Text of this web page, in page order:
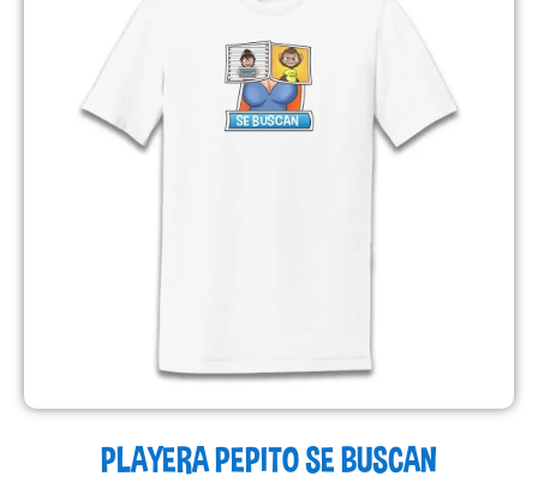
PLAYERA PEPITO SE BUSCAN